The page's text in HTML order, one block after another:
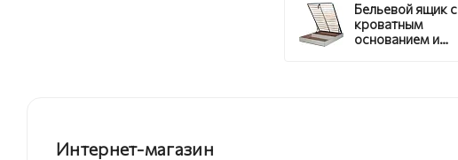
Бельевой ящик с
кроватным
основанием и
Интернет-магазин